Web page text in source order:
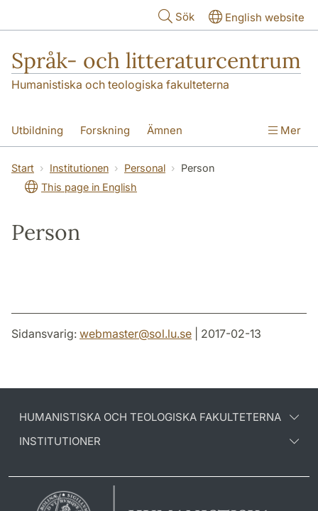
Sök English website
Språk- och litteraturcentrum
Humanistiska och teologiska fakulteterna
Utbildning Forskning Ämnen
SOL-husen Kontakt Institutionen
översättning till svenska
Mer
Start Institutionen Personal
Person
This page in English
Person
Sidansvarig: webmaster@sol.lu.se | 2017-02-13
HUMANISTISKA OCH TEOLOGISKA FAKULTETERNA
INSTITUTIONER